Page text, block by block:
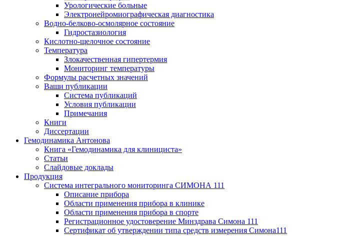
Урологические больные
Электронейромиографическая диагностика
Водно-белково-осмолярное состояние
Гидростазиология
Кислотно-щелочное состояние
Температура
Злокачественная гипертермия
Мониторинг температуры
Формулы расчетных значений
Ваши публикации
Система публикаций
Условия публикации
Примечания
Книги
Диссертации
Гемодинамика Антонова
Книга «Гемодинамика для клинициста»
Статьи
Слайдовые доклады
Продукция
Система интегрального мониторинга СИМОНА 111
Описание прибора
Области применения прибора в клинике
Области применения прибора в спорте
Регистрационное удостоверение Минздрава Симона 111
Сертификат об утверждении типа средств измерения Симона111